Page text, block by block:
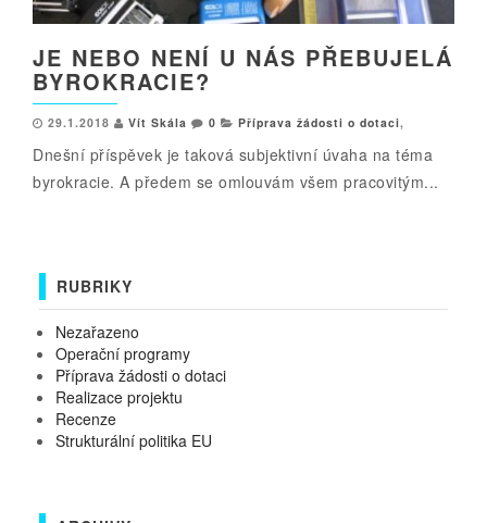
JE NEBO NENÍ U NÁS PŘEBUJELÁ
BYROKRACIE?
29.1.2018 Vít Skála 0 Příprava žádosti o dotaci,
Dnešní příspěvek je taková subjektivní úvaha na téma
byrokracie. A předem se omlouvám všem pracovitým...
RUBRIKY
Nezařazeno
Operační programy
Příprava žádosti o dotaci
Realizace projektu
Recenze
Strukturální politika EU